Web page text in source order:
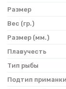
Размер
Вес (гр.)
Размер (мм.)
Плавучесть
Тип рыбы
Подтип приманки